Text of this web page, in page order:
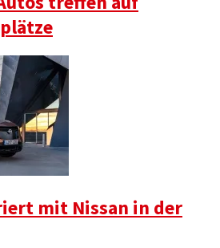
mit Nissan in der